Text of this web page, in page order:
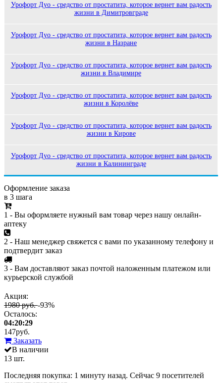
Урофорт Дуо - средство от простатита, которое вернет вам радость
жизни в Димитровграде
Урофорт Дуо - средство от простатита, которое вернет вам радость
жизни в Назране
Урофорт Дуо - средство от простатита, которое вернет вам радость
жизни в Владимире
Урофорт Дуо - средство от простатита, которое вернет вам радость
жизни в Королёве
Урофорт Дуо - средство от простатита, которое вернет вам радость
жизни в Кирове
Урофорт Дуо - средство от простатита, которое вернет вам радость
жизни в Калининграде
Оформление заказа
в 3 шага
1 - Вы оформляете нужный вам товар через нашу онлайн-
аптеку
2 - Наш менеджер свяжется с вами по указанному телефону и
подтвердит заказ
3 - Вам доставляют заказ почтой наложенным платежом или
курьерской службой
Акция:
1980 руб.-93%
Осталось:
04:20:29
147руб.
Заказать
В наличии
13 шт.
Последняя покупка: 1 минуту назад. Сейчас 9 посетителей